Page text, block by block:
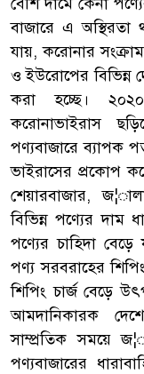
বাজারে এ
যায়, করোনার
ও ইউরোপের বিভিন্ন
করা হচ্ছে।
করোনাভাইরাস
পণ্যবাজারে ব্যাপক
ভাইরাসের প্রকোপ
শেয়ারবাজার,
বিভিন্ন পণ্যের দাম
পণ্যের চাহিদা
পণ্য সরবরাহের
শিপিং চার্জ বেড়ে
আমদানিকারক
সাম্প্রতিক সময়ে
পণ্যবাজারের